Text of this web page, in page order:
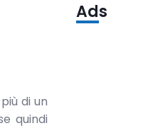
di un
quindi
Ads